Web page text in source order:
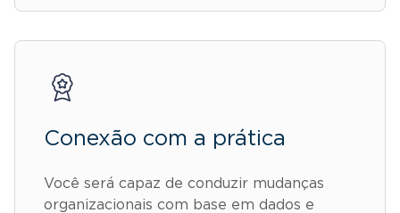
Conexão com a prática
Você será capaz de conduzir mudanças
organizacionais com base em dados e